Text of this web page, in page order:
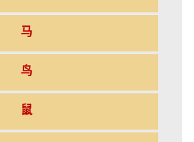
马
鸟
鼠